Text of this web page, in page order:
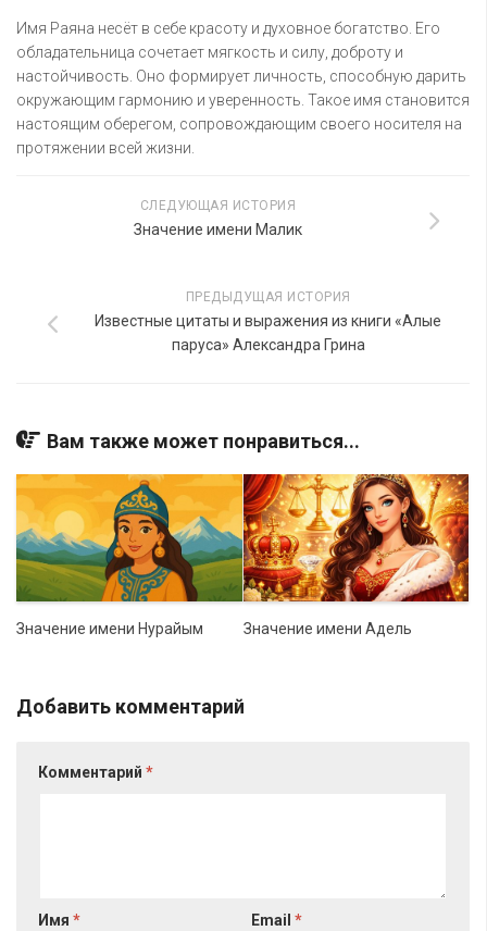
Имя Раяна несёт в себе красоту и духовное богатство. Его
обладательница сочетает мягкость и силу, доброту и
настойчивость. Оно формирует личность, способную дарить
окружающим гармонию и уверенность. Такое имя становится
настоящим оберегом, сопровождающим своего носителя на
протяжении всей жизни.
СЛЕДУЮЩАЯ ИСТОРИЯ
Значение имени Малик
ПРЕДЫДУЩАЯ ИСТОРИЯ
Известные цитаты и выражения из книги «Алые
паруса» Александра Грина
Вам также может понравиться...
Значение имени Нурайым Значение имени Адель
Добавить комментарий
Комментарий *
Имя * Email*